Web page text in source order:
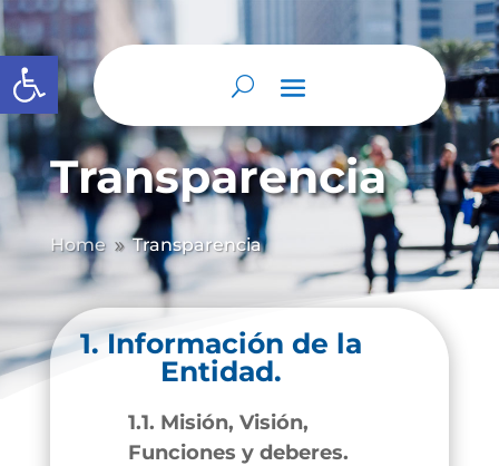
Abrir barra de herramientas
Transparencia
Home 9 Transparencia
1. Información de la
Entidad.
1.1. Misión, Visión,
Funciones y deberes.